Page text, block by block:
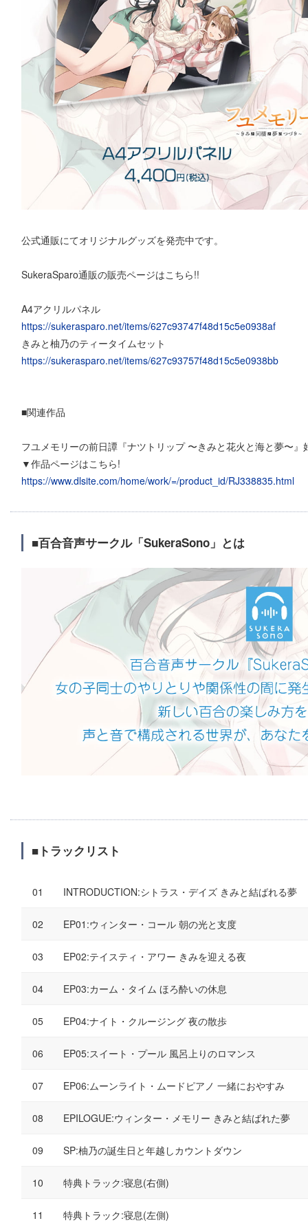
公式通販にてオリジナルグッズを発売中です。
SukeraSparo通販の販売ページはこちら!!
A4アクリルパネル
https://sukerasparo.net/items/627c93747f48d15c5e0938af
きみと柚乃のティータイムセット
https://sukerasparo.net/items/627c93757f48d15c5e0938bb
■関連作品
フユメモリーの前日譚『ナツトリップ 〜きみと花火と海と夢〜』
▼作品ページはこちら!
https://www.dlsite.com/home/work/=/product_id/RJ338835.html
■百合音声サークル「SukeraSono」とは
■トラックリスト
INTRODUCTION:シトラス・デイズ きみと結ばれる夢
EP01:ウィンター・コール 朝の光と支度
EP02:テイスティ・アワー きみを迎える夜
EP03:カーム・タイム ほろ酔いの休息
EP04:ナイト・クルージング 夜の散歩
EP05:スイート・プール 風呂上りのロマンス
EP06:ムーンライト・ムードピアノ 一緒におやすみ
EPILOGUE:ウィンター・メモリー きみと結ばれた夢
SP:柚乃の誕生日と年越しカウントダウン
特典トラック:寝息(右側)
特典トラック:寝息(左側)